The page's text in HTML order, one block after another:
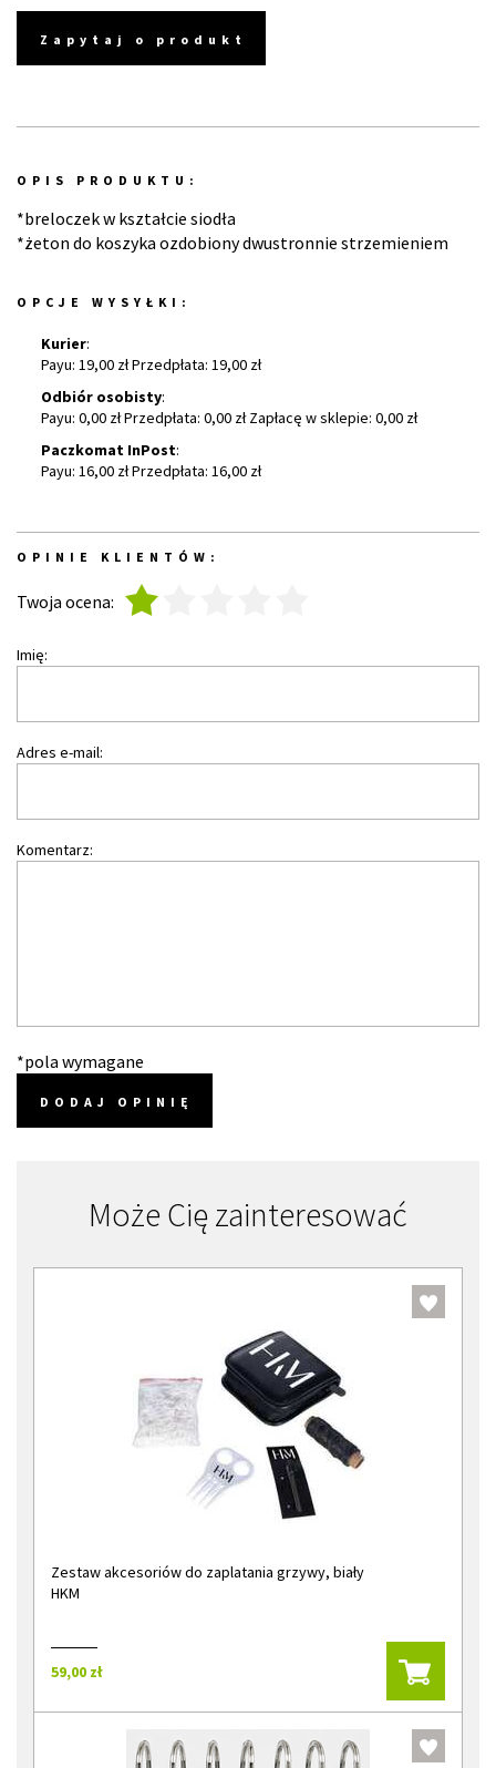
Zapytaj o produkt
OPIS PRODUKTU:
*breloczek w kształcie siodła
*żeton do koszyka ozdobiony dwustronnie strzemieniem
OPCJE WYSYŁKI:
Kurier:
Payu: 19,00 zł Przedpłata: 19,00 zł
Odbiór osobisty:
Payu: 0,00 zł Przedpłata: 0,00 zł Zapłacę w sklepie: 0,00 zł
Paczkomat InPost:
Payu: 16,00 zł Przedpłata: 16,00 zł
OPINIE KLIENTÓW:
Twoja ocena:
Imię:
Adres e-mail:
Komentarz:
*pola wymagane
DODAJ OPINIĘ
Może Cię zainteresować
Zestaw akcesoriów do zaplatania grzywy, biały
HKM
59,00 zł